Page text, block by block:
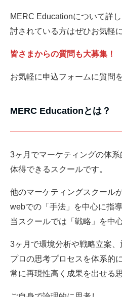
MERC Educationについて詳
討されている方はぜひお気軽
皆さまからの質問も大募集！
お気軽に申込フォームに質問
MERC Educationとは？
3ヶ月でマーケティングの体
体得できるスクールです。
他のマーケティングスクール
webでの「手法」を中心に指導
当スクールでは「戦略」を中
3ヶ月で環境分析や戦略立案
プロの思考プロセスを体系的
常に再現性高く成果を出せる